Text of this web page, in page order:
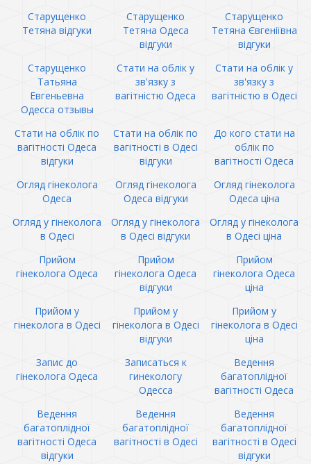
Старущенко
Тетяна відгуки
Старущенко
Тетяна Одеса
відгуки
Старущенко
Тетяна Євгеніївна
відгуки
Старущенко
Татьяна
Евгеньевна
Одесса отзывы
Стати на облік у
зв'язку з
вагітністю Одеса
Стати на облік у
зв'язку з
вагітністю в Одесі
Стати на облік по
вагітності Одеса
відгуки
Стати на облік по
вагітності в Одесі
відгуки
До кого стати на
облік по
вагітності Одеса
Огляд гінеколога
Одеса
Огляд гінеколога
Одеса відгуки
Огляд гінеколога
Одеса ціна
Огляд у гінеколога
в Одесі
Огляд у гінеколога
в Одесі відгуки
Огляд у гінеколога
в Одесі ціна
Прийом
гінеколога Одеса
Прийом
гінеколога Одеса
відгуки
Прийом
гінеколога Одеса
ціна
Прийом у
гінеколога в Одесі
Прийом у
гінеколога в Одесі
відгуки
Прийом у
гінеколога в Одесі
ціна
Запис до
гінеколога Одеса
Записаться к
гинекологу
Одесса
Ведення
багатоплідної
вагітності Одеса
Ведення
багатоплідної
вагітності Одеса
відгуки
Ведення
багатоплідної
вагітності в Одесі
Ведення
багатоплідної
вагітності в Одесі
відгуки